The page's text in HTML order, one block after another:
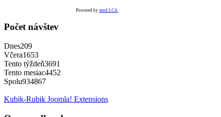
Powered bymod LCA
Počet návštev
Dnes209
Včera1653
Tento týždeň3691
Tento mesiac4452
Spolu934867
Kubik-Rubik Joomla! Extensions